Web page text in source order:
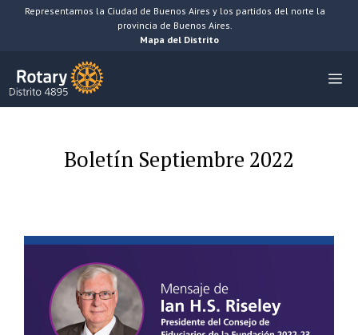
SaltarRepresentamos la Ciudad de Buenos Aires y los partidos del norte la
provincia de Buenos Aires.
Mapa del Distrito
Boletín Septiembre 2022